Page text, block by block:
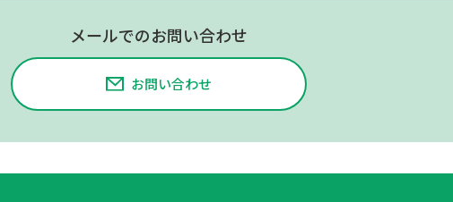
メールでのお問い合わせ
お問い合わせ